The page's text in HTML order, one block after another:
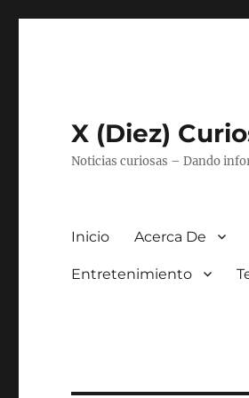
X (Diez)
Noticias curiosas – Dando
Inicio Acerca De
Entretenimiento